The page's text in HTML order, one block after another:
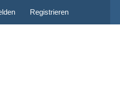
Registrieren